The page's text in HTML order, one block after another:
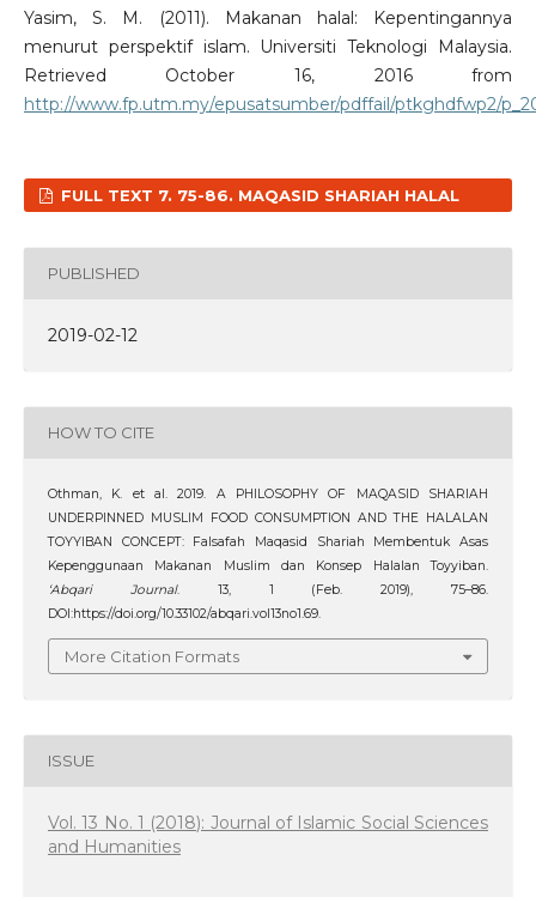
Yasim, S. M. (2011). Makanan halal: Kepentingannya
menurut perspektif islam. Universiti Teknologi Malaysia.
Retrieved October 16, 2016 from
http://www.fp.utm.my/epusatsumber/pdffail/ptkghdfwp2/
FULL TEXT 7. 75-86. MAQASID SHARIAH HALAL
PUBLISHED
2019-02-12
HOW TO CITE
Othman, K. et al. 2019. A PHILOSOPHY OF MAQASID SHARIAH
UNDERPINNED MUSLIM FOOD CONSUMPTION AND THE HALALAN
TOYYIBAN CONCEPT: Falsafah Maqasid Shariah Membentuk Asas
Kepenggunaan Makanan Muslim dan Konsep Halalan Toyyiban.
‘Abqari Journal. 13, 1 (Feb. 2019), 75–86.
DOI:https://doi.org/10.33102/abqari.vol13no1.69.
More Citation Formats
ISSUE
Vol. 13 No. 1 (2018): Journal of Islamic Social Sciences
and Humanities